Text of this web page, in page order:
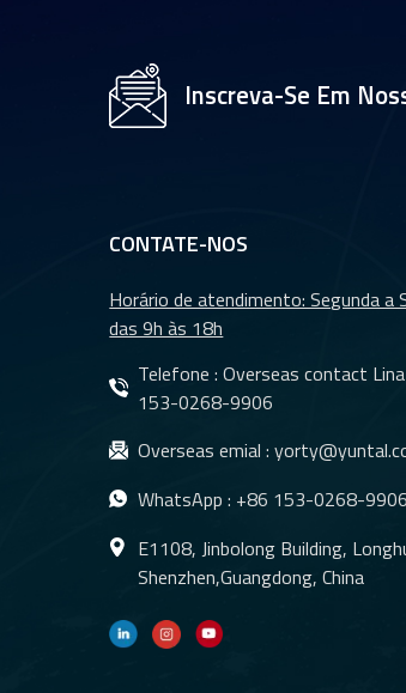
Inscreva-Se Em
CONTATE-NOS
Horário de atendimento: Segunda a
das 9h às 18h
Telefone : Overseas contact
153-0268-9906
Overseas emial :
WhatsApp : +86 153-0268-9906
E1108, Jinbolong Building,
Shenzhen,Guangdong, China